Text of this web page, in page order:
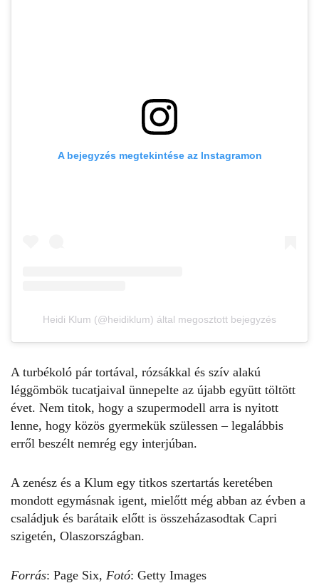
A bejegyzés megtekintése az Instagramon
Heidi Klum (@heidiklum) által megosztott bejegyzés
A turbékoló pár tortával, rózsákkal és szív alakú
léggömbök tucatjaival ünnepelte az újabb együtt töltött
évet. Nem titok, hogy a szupermodell arra is nyitott
lenne, hogy közös gyermekük szülessen – legalábbis
erről beszélt nemrég egy interjúban.
A zenész és a Klum egy titkos szertartás keretében
mondott egymásnak igent, mielőtt még abban az évben a
családjuk és barátaik előtt is összeházasodtak Capri
szigetén, Olaszországban.
Forrás: Page Six, Fotó: Getty Images